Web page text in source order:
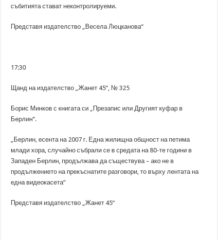
събитията стават неконтролируеми.
Представя издателство „Весела Люцканова“
17:30
Щанд на издателство „Жанет 45“, № 325
Борис Минков с книгата си „Презапис или Другият куфар в
Берлин“.
„Берлин, есента на 2007 г. Една жилищна общност на петима
млади хора, случайно събрали се в средата на 80-те години в
Западен Берлин, продължава да съществува – ако не в
продължението на прекъснатите разговори, то върху лентата на
една видеокасета“
Представя издателство „Жанет 45“